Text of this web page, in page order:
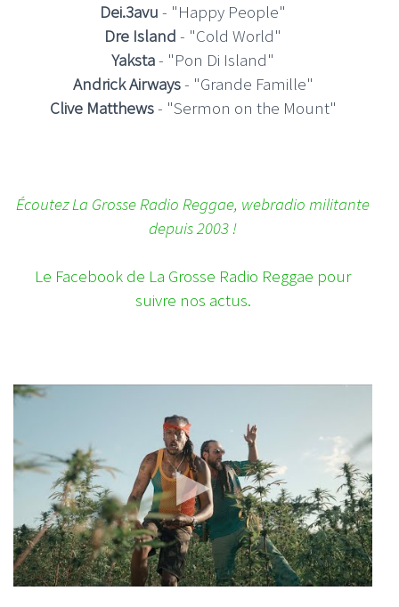
Dei.3avu - "Happy People"
Dre Island - "Cold World"
Yaksta- "Pon Di Island"
Andrick Airways- "Grande Famille"
Clive Matthews- "Sermon on the Mount"
Écoutez La Grosse Radio Reggae, webradio militante
depuis 2003 !
Le Facebook de La Grosse Radio Reggae pour
suivre nos actus.